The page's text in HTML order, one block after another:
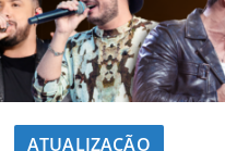
ATUALIZAÇÃO